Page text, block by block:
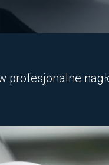
profesjonalne